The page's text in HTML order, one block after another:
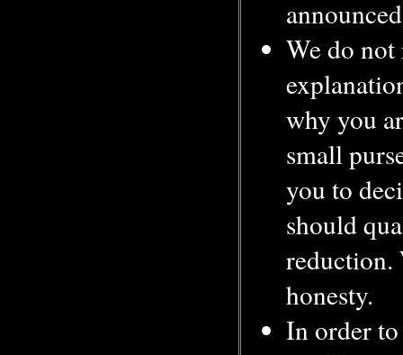
We do
why you
small
you to
should
reduction.
honesty.
In order